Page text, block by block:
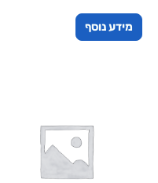
מידע נוסף